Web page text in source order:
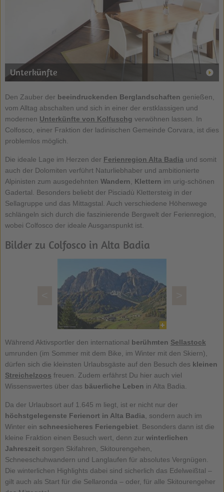
Unterkünfte
Den Zauber der beeindruckenden Berglandschaften genießen,
vom Alltag abschalten und sich in einer der erstklassigen und
modernen Unterkünfte von Kolfuschg verwöhnen lassen. In
Colfosco, einer Fraktion der ladinischen Gemeinde Corvara, ist dies
problemlos möglich.
Die ideale Lage im Herzen der Ferienregion Alta Badiaund somit
auch der Dolomiten verführt Naturliebhaber und ambitionierte
Alpinisten zum ausgedehnten Wandern, Klettern im urig-schönen
Gadertal. Besonders beliebt der Pisciadù Klettersteig in der
Sellagruppe und das Mittagstal. Auch verschiedene Höhenwege
schlängeln sich durch die faszinierende Bergwelt der Ferienregion,
wobei Colfosco der ideale Ausganspunkt ist.
Bilder zu Colfosco in Alta Badia
Während Aktivsportler den international berühmten Sellastock
umrunden (im Sommer mit dem Bike, im Winter mit den Skiern),
dürfen sich die kleinsten Urlaubsgäste auf den Besuch des kleinen
Streichelzoos freuen. Zudem erfährst Du hier auch viel
Wissenswertes über das bäuerliche Leben in Alta Badia.
Da der Urlaubsort auf 1.645 m liegt, ist er nicht nur der
höchstgelegenste Ferienort in Alta Badia, sondern auch im
Winter ein schneesicheres Feriengebiet. Besonders dann ist die
kleine Fraktion einen Besuch wert, denn zur winterlichen
Jahreszeit sorgen Skifahren, Skitourengehen,
Schneeschuhwandern und Langlaufen für absolutes Vergnügen.
Die winterlichen Highlights dabei sind sicherlich das Edelweißtal –
gilt auch als Start für die Sellaronda – oder, für alle Skitourengeher